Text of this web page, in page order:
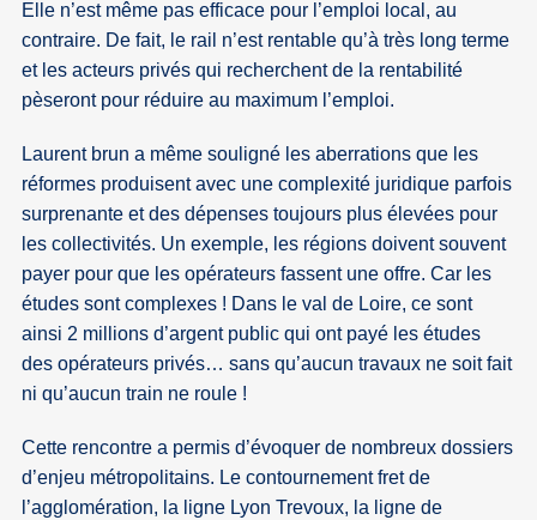
Elle n’est même pas efficace pour l’emploi local, au
contraire. De fait, le rail n’est rentable qu’à très long terme
et les acteurs privés qui recherchent de la rentabilité
pèseront pour réduire au maximum l’emploi.
Laurent brun a même souligné les aberrations que les
réformes produisent avec une complexité juridique parfois
surprenante et des dépenses toujours plus élevées pour
les collectivités. Un exemple, les régions doivent souvent
payer pour que les opérateurs fassent une offre. Car les
études sont complexes ! Dans le val de Loire, ce sont
ainsi 2 millions d’argent public qui ont payé les études
des opérateurs privés… sans qu’aucun travaux ne soit fait
ni qu’aucun train ne roule !
Cette rencontre a permis d’évoquer de nombreux dossiers
d’enjeu métropolitains. Le contournement fret de
l’agglomération, la ligne Lyon Trevoux, la ligne de